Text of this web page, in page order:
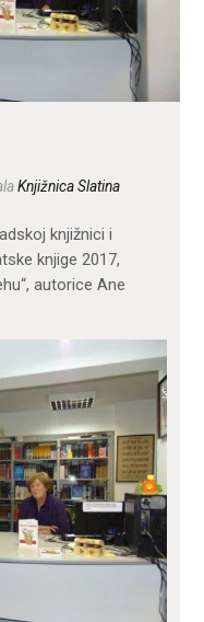
Knjižnica Slatina
knjižnici i
knjige 2017,
autorice Ane